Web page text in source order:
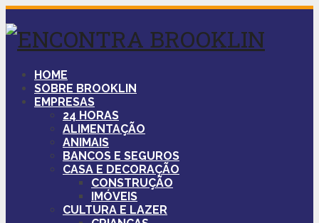
HOME
SOBRE BROOKLIN
EMPRESAS
24 HORAS
ALIMENTAÇÃO
ANIMAIS
BANCOS E SEGUROS
CASA E DECORAÇÃO
CONSTRUÇÃO
IMÓVEIS
CULTURA E LAZER